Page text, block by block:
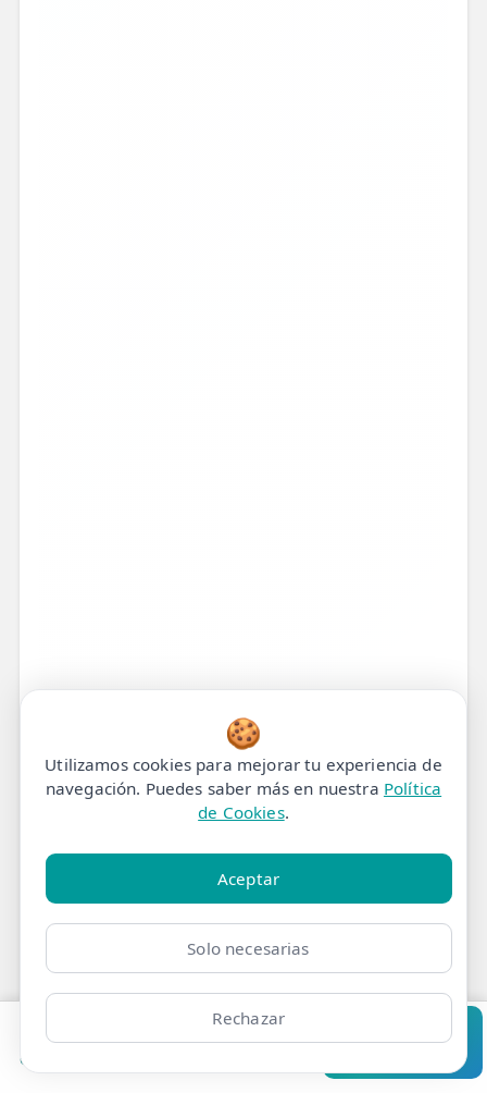
Clínicas
¿Has Sufrido un
Esguince? No Dejes que el
Dolor te Detenga.
Descubre el Tratamiento
que te Devolverá el
Pedir cita Consultar
🍪
Utilizamos cookies para mejorar tu experiencia de
navegación. Puedes saber más en nuestra Política
de Cookies.
Aceptar
Solo necesarias
Rechazar